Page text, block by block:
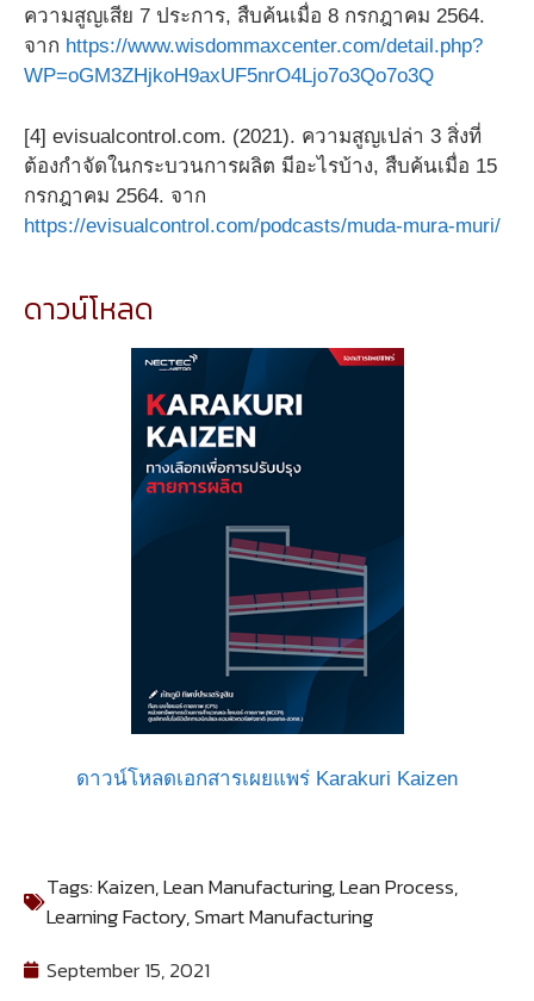
ความสูญเสีย 7 ประการ, สืบค้นเมื่อ 8 กรกฎาคม 2564.
จาก https://www.wisdommaxcenter.com/detail.php?
WP=oGM3ZHjkoH9axUF5nrO4Ljo7o3Qo7o3Q
[4] evisualcontrol.com. (2021). ความสูญเปล่า 3 สิ่งที่
ต้องกำจัดในกระบวนการผลิต มีอะไรบ้าง, สืบค้นเมื่อ 15
กรกฎาคม 2564. จาก
https://evisualcontrol.com/podcasts/muda-mura-muri/
ดาวน์โหลด
ดาวน์โหลดเอกสารเผยแพร่ Karakuri Kaizen
Tags:Kaizen,Lean Manufacturing,Lean Process,
Learning Factory,Smart Manufacturing
September 15, 2021